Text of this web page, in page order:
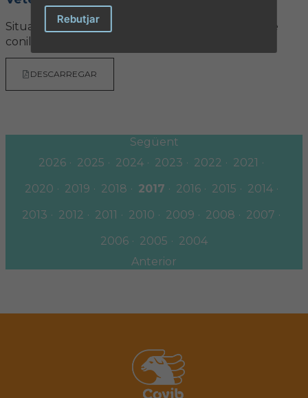
Situació del projecte per recuperar la població de
conills silvestres a Mallorca
DESCARREGAR
Següent
2026
2025 2024 2023 2022
2021
2020
2019 2018 2017 2016 2015
2014
2013
2012 2011 2010 2009 2008
2007
2006
2005
2004
Anterior
Rebutjar